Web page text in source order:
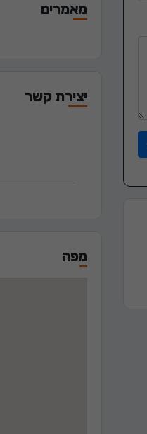
מאמרים
יצירת קשר
מפה